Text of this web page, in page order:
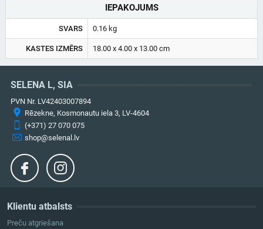
IEPAKOJUMS
SVARS 0.16 kg
KASTES IZMĒRS 18.00 x 4.00 x 13.00 cm
Klientu atbalsts
Preču atgriešana
SELENA L, SIA
PVN Nr. LV42403007894
Rēzekne, Kosmonautu iela 3, LV-4604
(+371) 27 070 075
shop@selenal.lv